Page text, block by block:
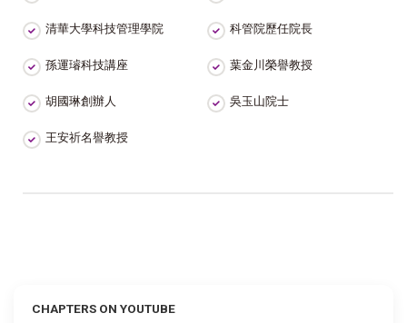
清華大學科技管理學院 科管院歷任院長
孫運璿科技講座 葉金川榮譽教授
胡國琳創辦人 吳玉山院士
王安祈名譽教授
CHAPTERS ON YOUTUBE